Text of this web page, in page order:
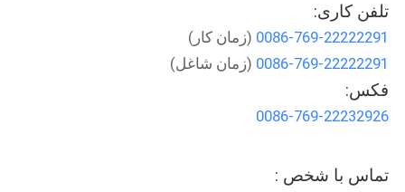
کنترل
کیفیت
تماس
تلفن کاری:
0086-769-22222291 (زمان کار)
0086-769-22222291 (زمان شاغل)
فکس:
0086-769-22232926
تماس با شخص :